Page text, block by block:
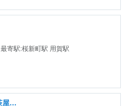
最寄駅:桜新町駅 用賀駅
ヴィークコート三軒茶屋ザ・グランツ